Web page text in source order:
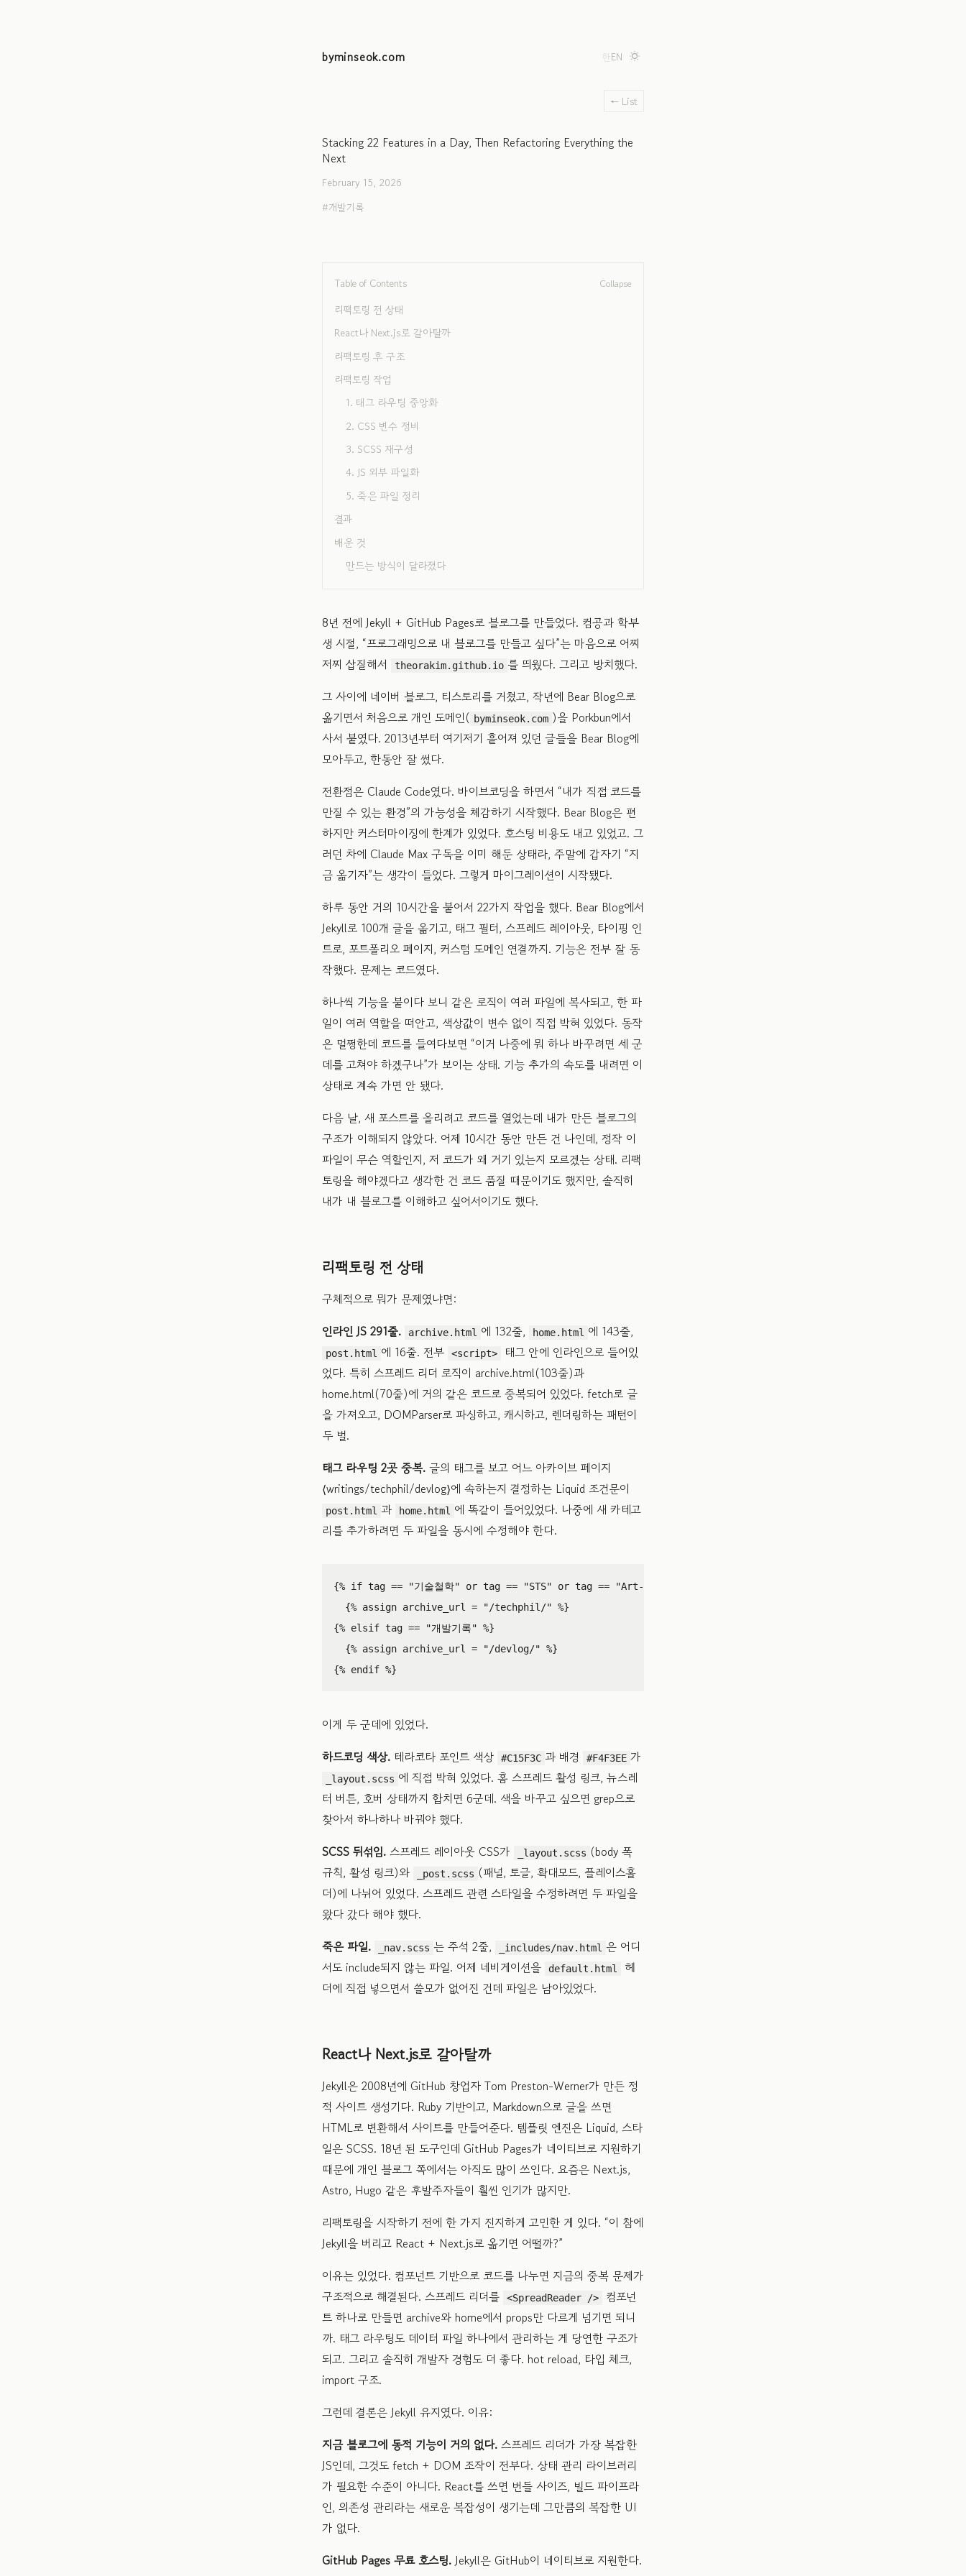
byminseok.com 한EN
← List
Stacking 22 Features in a Day, Then Refactoring Everything the
Next
February 15, 2026
개발기록
Table of Contents Collapse
리팩토링 전 상태
React나 Next.js로 갈아탈까
리팩토링 후 구조
리팩토링 작업
1. 태그 라우팅 중앙화
2. CSS 변수 정비
3. SCSS 재구성
4. JS 외부 파일화
5. 죽은 파일 정리
결과
배운 것
만드는 방식이 달라졌다
8년 전에 Jekyll + GitHub Pages로 블로그를 만들었다. 컴공과 학부
생 시절, “프로그래밍으로 내 블로그를 만들고 싶다”는 마음으로 어찌
저찌 삽질해서
theorakim.github.io 를 띄웠다. 그리고 방치했다.
그 사이에 네이버 블로그, 티스토리를 거쳤고, 작년에 Bear Blog으로
옮기면서 처음으로 개인 도메인( byminseok.com )을 Porkbun에서
사서 붙였다. 2013년부터 여기저기 흩어져 있던 글들을 Bear Blog에
모아두고, 한동안 잘 썼다.
전환점은 Claude Code였다. 바이브코딩을 하면서 “내가 직접 코드를
만질 수 있는 환경”의 가능성을 체감하기 시작했다. Bear Blog은 편
하지만 커스터마이징에 한계가 있었다. 호스팅 비용도 내고 있었고. 그
러던 차에 Claude Max 구독을 이미 해둔 상태라, 주말에 갑자기 “지
금 옮기자”는 생각이 들었다. 그렇게 마이그레이션이 시작됐다.
하루 동안 거의 10시간을 붙어서 22가지 작업을 했다. Bear Blog에서
Jekyll로 100개 글을 옮기고, 태그 필터, 스프레드 레이아웃, 타이핑 인
트로, 포트폴리오 페이지, 커스텀 도메인 연결까지. 기능은 전부 잘 동
작했다. 문제는 코드였다.
하나씩 기능을 붙이다 보니 같은 로직이 여러 파일에 복사되고, 한 파
일이 여러 역할을 떠안고, 색상값이 변수 없이 직접 박혀 있었다. 동작
은 멀쩡한데 코드를 들여다보면 “이거 나중에 뭐 하나 바꾸려면 세 군
데를 고쳐야 하겠구나”가 보이는 상태. 기능 추가의 속도를 내려면 이
상태로 계속 가면 안 됐다.
다음 날, 새 포스트를 올리려고 코드를 열었는데 내가 만든 블로그의
구조가 이해되지 않았다. 어제 10시간 동안 만든 건 나인데, 정작 이
파일이 무슨 역할인지, 저 코드가 왜 거기 있는지 모르겠는 상태. 리팩
토링을 해야겠다고 생각한 건 코드 품질 때문이기도 했지만, 솔직히
내가 내 블로그를 이해하고 싶어서이기도 했다.
리팩토링 전 상태
구체적으로 뭐가 문제였냐면:
인라인 JS 291줄.
archive.html 에 132줄, home.html 에 143줄,
post.html 에 16줄. 전부 <script>
태그 안에 인라인으로 들어있
었다. 특히 스프레드 리더 로직이 archive.html(103줄)과
home.html(70줄)에 거의 같은 코드로 중복되어 있었다. fetch로 글
을 가져오고, DOMParser로 파싱하고, 캐시하고, 렌더링하는 패턴이
두 벌.
태그 라우팅 2곳 중복. 글의 태그를 보고 어느 아카이브 페이지
⟨writings/techphil/devlog⟩에 속하는지 결정하는 Liquid 조건문이
post.html 과 home.html 에 똑같이 들어있었다. 나중에 새 카테고
리를 추가하려면 두 파일을 동시에 수정해야 한다.
{% if tag == "기술철학" or tag == "STS" or tag == "Art-n-Tech"
{% assign archive_url = "/techphil/" %}
{% elsif tag == "개발기록" %}
{% assign archive_url = "/devlog/" %}
{% endif %}
이게 두 군데에 있었다.
하드코딩 색상. 테라코타 포인트 색상 #C15F3C 과 배경 #F4F3EE 가
_layout.scss 에 직접 박혀 있었다. 홈 스프레드 활성 링크, 뉴스레
터 버튼, 호버 상태까지 합치면 6군데. 색을 바꾸고 싶으면 grep으로
찾아서 하나하나 바꿔야 했다.
SCSS 뒤섞임. 스프레드 레이아웃 CSS가 _layout.scss (body 폭
규칙, 활성 링크)와
_post.scss (패널, 토글, 확대모드, 플레이스홀
더)에 나뉘어 있었다. 스프레드 관련 스타일을 수정하려면 두 파일을
왔다 갔다 해야 했다.
죽은 파일.
_nav.scss 는 주석 2줄, _includes/nav.html 은 어디
서도 include되지 않는 파일. 어제 네비게이션을
default.html
헤
더에 직접 넣으면서 쓸모가 없어진 건데 파일은 남아있었다.
React나 Next.js로 갈아탈까
Jekyll은 2008년에 GitHub 창업자 Tom Preston-Werner가 만든 정
적 사이트 생성기다. Ruby 기반이고, Markdown으로 글을 쓰면
HTML로 변환해서 사이트를 만들어준다. 템플릿 엔진은 Liquid, 스타
일은 SCSS. 18년 된 도구인데 GitHub Pages가 네이티브로 지원하기
때문에 개인 블로그 쪽에서는 아직도 많이 쓰인다. 요즘은 Next.js,
Astro, Hugo 같은 후발주자들이 훨씬 인기가 많지만.
리팩토링을 시작하기 전에 한 가지 진지하게 고민한 게 있다. “이 참에
Jekyll을 버리고 React + Next.js로 옮기면 어떨까?”
이유는 있었다. 컴포넌트 기반으로 코드를 나누면 지금의 중복 문제가
구조적으로 해결된다. 스프레드 리더를
<SpreadReader />
컴포넌
트 하나로 만들면 archive와 home에서 props만 다르게 넘기면 되니
까. 태그 라우팅도 데이터 파일 하나에서 관리하는 게 당연한 구조가
되고. 그리고 솔직히 개발자 경험도 더 좋다. hot reload, 타입 체크,
import 구조.
그런데 결론은 Jekyll 유지였다. 이유:
지금 블로그에 동적 기능이 거의 없다. 스프레드 리더가 가장 복잡한
JS인데, 그것도 fetch + DOM 조작이 전부다. 상태 관리 라이브러리
가 필요한 수준이 아니다. React를 쓰면 번들 사이즈, 빌드 파이프라
인, 의존성 관리라는 새로운 복잡성이 생기는데 그만큼의 복잡한 UI
가 없다.
GitHub Pages 무료 호스팅.Jekyll은 GitHub이 네이티브로 지원한다.